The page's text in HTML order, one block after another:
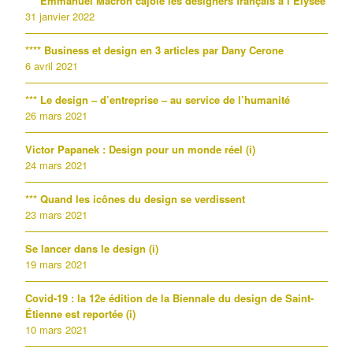
31 janvier 2022
**** Business et design en 3 articles par Dany Cerone
6 avril 2021
*** Le design – d’entreprise – au service de l’humanité
26 mars 2021
Victor Papanek : Design pour un monde réel (i)
24 mars 2021
*** Quand les icônes du design se verdissent
23 mars 2021
Se lancer dans le design (i)
19 mars 2021
Covid-19 : la 12e édition de la Biennale du design de Saint-
Étienne est reportée (i)
10 mars 2021